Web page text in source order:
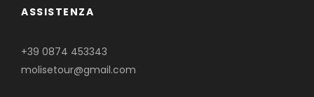
ASSISTENZA
+39 0874 453343
molisetour@gmail.com